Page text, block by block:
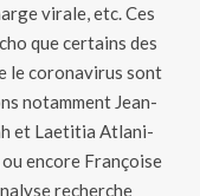
virale, etc. Ces
que certains des
le coronavirus sont
notamment Jean-
et Laetitia Atlani-
encore Françoise
recherche